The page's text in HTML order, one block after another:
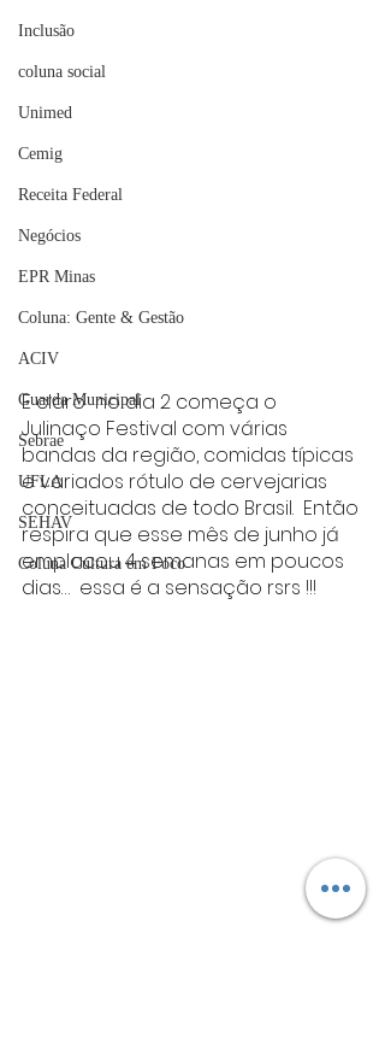
Inclusão
coluna social
Unimed
Cemig
Receita Federal
Negócios
EPR Minas
Coluna: Gente & Gestão
ACIV
Guarda Municipal
Sebrae
UFLA
SEHAV
Coluna Cultura em Foco
E claro  no dia 2 começa o
Julinaço Festival com várias
bandas da região, comidas típicas
e variados rótulo de cervejarias
conceituadas de todo Brasil.  Então
respira que esse mês de junho já
emplacou 4 semanas em poucos
dias…  essa é a sensação rsrs !!!